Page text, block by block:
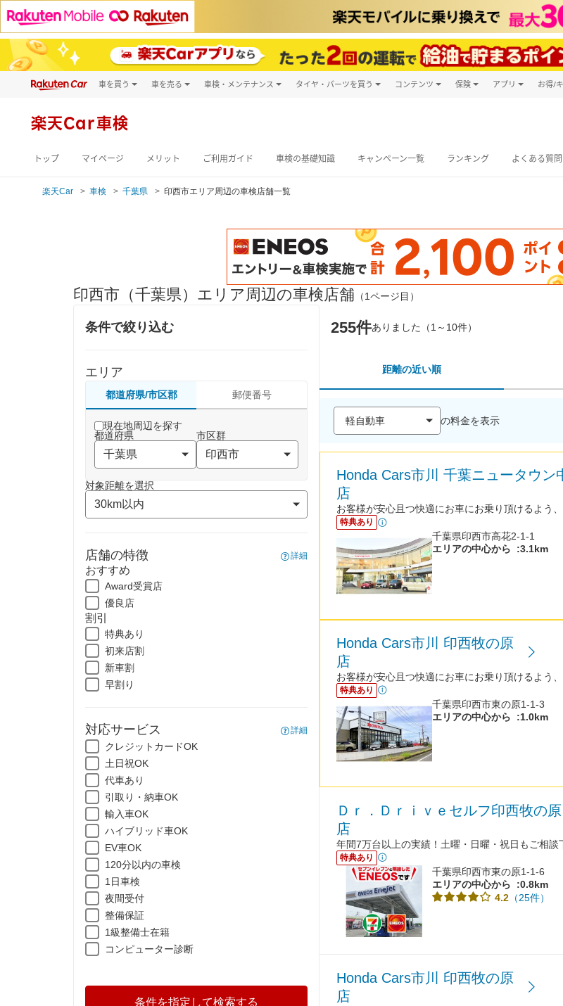
車を買う
新車
車を売る 車検・メンテナンス タイヤ・パーツを買う コンテンツ 保険 アプリ お得/
楽天Car車検
トップ マイページ メリット ご利用ガイド 車検の基礎知識 キャンペーン一覧 ランキング よくある質問
楽天Car 車検 千葉県 印西市エリア周辺の車検店舗一覧
印西市（千葉県）エリア周辺の車検店舗 （1ページ目）
条件で絞り込む
エリア
都道府県/市区郡 郵便番号
現在地周辺を探す
都道府県
市区群
対象距離を選択
店舗の特徴 詳細
おすすめ
Award受賞店
優良店
割引
特典あり
初来店割
新車割
早割り
対応サービス 詳細
クレジットカードOK
土日祝OK
代車あり
引取り・納車OK
輸入車OK
ハイブリッド車OK
EV車OK
120分以内の車検
1日車検
夜間受付
整備保証
1級整備士在籍
コンピューター診断
条件を指定して検索する
255件ありました（1～10件）
距離の近い順
の料金を表示
Honda Cars市川 千葉ニュータウン
店
お客様が安心且つ快適にお車にお乗り頂けるよう
特典あり
千葉県印西市高花2-1-1
エリアの中心から
:3.1km
Honda Cars市川 印西牧の原
店
お客様が安心且つ快適にお車にお乗り頂けるよう
特典あり
千葉県印西市東の原1-1-3
エリアの中心から
:1.0km
Ｄｒ．Ｄｒｉｖｅセルフ印西牧の原
店
年間7万台以上の実績！土曜・日曜・祝日もご相談
特典あり
千葉県印西市東の原1-1-6
エリアの中心から
:0.8km
4.2 （25件）
Honda Cars市川 印西牧の原
店